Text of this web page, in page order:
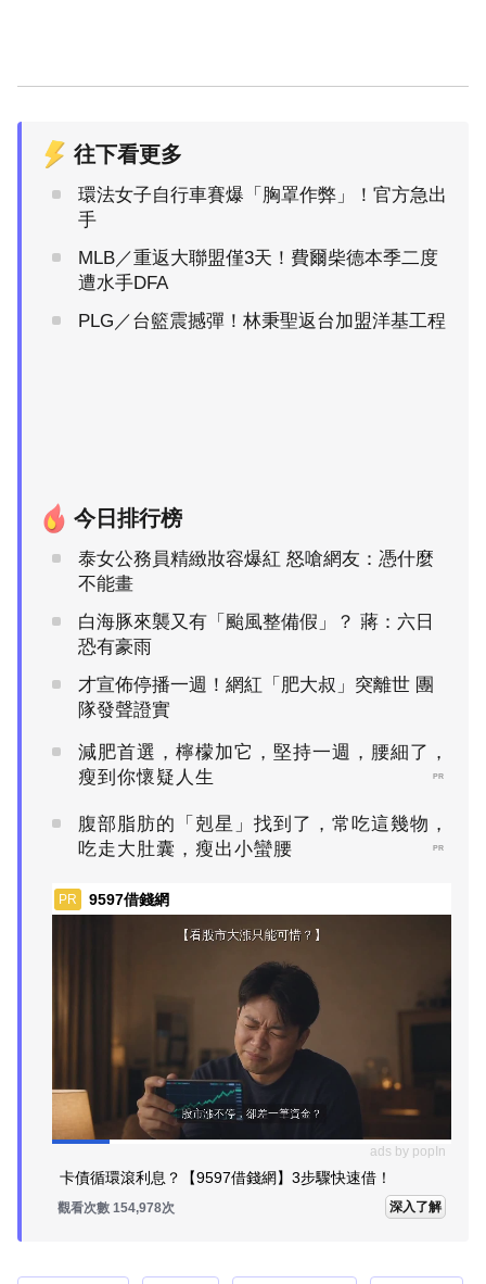
往下看更多
環法女子自行車賽爆「胸罩作弊」！官方急出
手
MLB／重返大聯盟僅3天！費爾柴德本季二度
遭水手DFA
PLG／台籃震撼彈！林秉聖返台加盟洋基工程
今日排行榜
泰女公務員精緻妝容爆紅 怒嗆網友：憑什麼
不能畫
白海豚來襲又有「颱風整備假」？ 蔣：六日
恐有豪雨
才宣佈停播一週！網紅「肥大叔」突離世 團
隊發聲證實
減肥首選，檸檬加它，堅持一週，腰細了，
瘦到你懷疑人生
PR
腹部脂肪的「剋星」找到了，常吃這幾物，
吃走大肚囊，瘦出小蠻腰
PR
PR 9597借錢網
ads by popIn
卡債循環滾利息？【9597借錢網】3步驟快速借！
觀看次數 154,978次 深入了解